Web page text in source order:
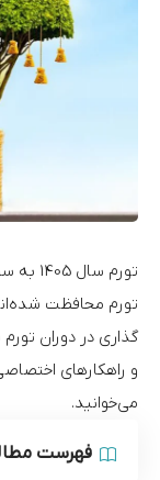
تورم محافظت
گذاری در دوران
و راهکارهای
می‌خوانید.
فهرست